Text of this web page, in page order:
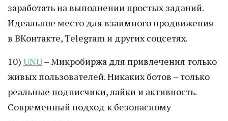
заработать на выполнении простых заданий.
Идеальное место для взаимного продвижения
в ВКонтакте, Telegram и других соцсетях.
10) UNU– Микробиржа для привлечения только
живых пользователей. Никаких ботов – только
реальные подписчики, лайки и активность.
Современный подход к безопасному